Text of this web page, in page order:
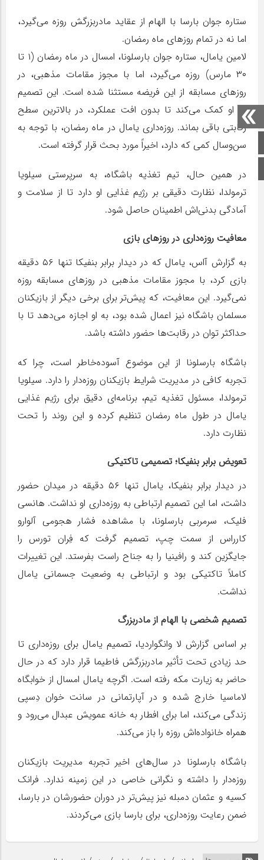
صفحه اصلی
ستاره جوان بارسا با الهام از عقاید مادربزرگش روزه‌ می‌گیرد،
اما نه در تمام روزهای ماه رمضان.
لامین یامال، ستاره جوان بارسلونا، امسال در ماه رمضان (۱ تا
۳۰ مارس) روزه می‌گیرد، اما با مجوز مقامات مذهبی، در
روزهای مسابقه از این فریضه مستثنا شده است. این تصمیم
به او کمک می‌کند تا بدون افت عملکرد، در بالاترین سطح
رقابتی باقی بماند. روزه‌داری یامال در ماه رمضان، با توجه به
سن‌وسال کمی که دارد، اخیراً مورد بحث قرار گرفته است.
در همین حال، تیم تغذیه باشگاه، به سرپرستی سیلویا
ترمولدا، نظارت دقیقی بر رژیم غذایی او دارد تا از سلامت و
آمادگی بدنی‌اش اطمینان حاصل شود.
معافیت روزه‌داری در روزهای بازی
به گزارش آاس، یامال که در دیدار برابر بنفیکا تنها ۵۶ دقیقه
بازی کرد، با مجوز مقامات مذهبی در روزهای مسابقه روزه
نمی‌گیرد. این معافیت، که پیش‌تر برای برخی دیگر از بازیکنان
مسلمان باشگاه نیز اعمال شده بود، به او اجازه می‌دهد تا با
حداکثر توان در رقابت‌ها حضور داشته باشد.
باشگاه بارسلونا از این موضوع آسوده‌خاطر است، چرا که
تجربه کافی در مدیریت شرایط بازیکنان روزه‌دار را دارد. سیلویا
ترمولدا، مسئول تغذیه تیم، برنامه‌ای دقیق برای رژیم غذایی
یامال در طول ماه رمضان تنظیم کرده و این روند را تحت
نظارت دارد.
تعویض برابر بنفیکا؛ تصمیمی تاکتیکی
در دیدار برابر بنفیکا، یامال تنها ۵۶ دقیقه در میدان حضور
داشت، اما این تصمیم ارتباطی به روزه‌داری او نداشت. هانسی
فلیک، سرمربی بارسلونا، با مشاهده فشار هجومی آلوارو
کارراس از سمت چپ، تصمیم گرفت که فِران تورس را
جایگزین کند و رافینیا را به جناح راست بفرستد. این تغییرات
کاملاً تاکتیکی بود و ارتباطی به وضعیت جسمانی یامال
نداشت.
تصمیم شخصی با الهام از مادربزرگ
بر اساس گزارش لا وانگواردیا، تصمیم یامال برای روزه‌داری تا
حد زیادی تحت تأثیر مادربزرگش فاطیما قرار دارد که در حال
حاضر به زیارت مکه رفته است. اگرچه یامال امسال از خوابگاه
لاماسیا خارج شده و در آپارتمانی در سانت خوان دِسپی
زندگی می‌کند، اما برای افطار به خانه عمویش عبدال می‌رود و
همراه خانواده‌اش روزه را باز می‌کند.
باشگاه بارسلونا در سال‌های اخیر تجربه مدیریت بازیکنان
روزه‌دار را داشته و نگرانی خاصی در این زمینه ندارد. فرانک
کسیه و عثمان دمبله نیز پیش‌تر در دوران حضورشان در بارسا،
ضمن رعایت روزه‌داری، برای بارسا بازی می‌کردند.